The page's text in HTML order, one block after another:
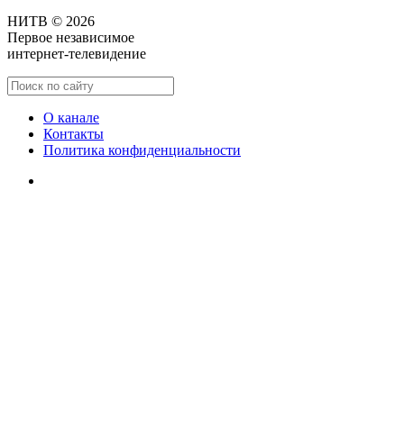
НИТВ © 2026
Первое независимое
интернет-телевидение
О канале
Контакты
Политика конфиденциальности